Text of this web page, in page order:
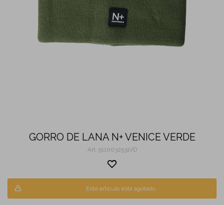
GORRO DE LANA N+ VENICE VERDE
5110032531VD
Este artículo está agotado.